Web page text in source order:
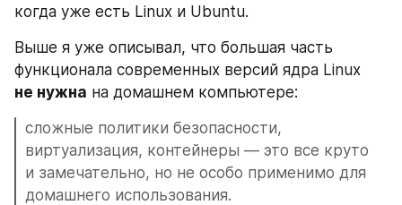
когда уже есть Linux и Ubuntu.
Выше я уже описывал, что большая часть
не нужна на домашнем компьютере:
сложные политики безопасности,
виртуализация, контейнеры — это все круто
и замечательно, но не особо применимо для
домашнего использования.